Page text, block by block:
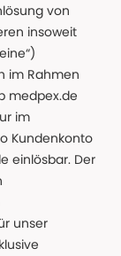
von
insoweit
im Rahmen
medpex.de
im
Kundenkonto
einlösbar. Der
unser